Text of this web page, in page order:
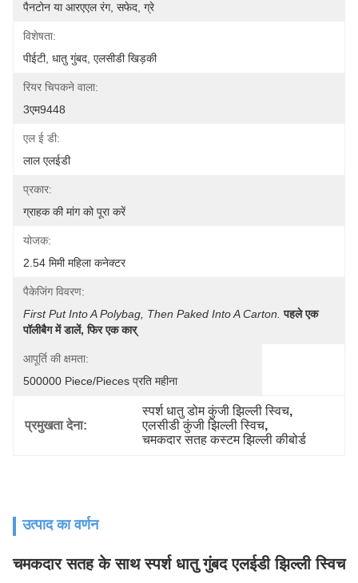
पैनटोन या आरएएल रंग, सफेद, ग्रे
विशेषता:
पीईटी, धातु गुंबद, एलसीडी खिड़की
रियर चिपकने वाला:
3एम9448
एल ई डी:
लाल एलईडी
प्रकार:
ग्राहक की मांग को पूरा करें
योजक:
2.54 मिमी महिला कनेक्टर
पैकेजिंग विवरण:
First Put Into A Polybag, Then Paked Into A Carton. पहले एक
पॉलीबैग में डालें, फिर एक कार्
आपूर्ति की क्षमता:
500000 Piece/Pieces प्रति महीना
प्रमुखता देना:
स्पर्श धातु डोम कुंजी झिल्ली स्विच,
एलसीडी कुंजी झिल्ली स्विच,
चमकदार सतह कस्टम झिल्ली कीबोर्ड
उत्पाद का वर्णन
चमकदार सतह के साथ स्पर्श धातु गुंबद एलईडी झिल्ली स्विच